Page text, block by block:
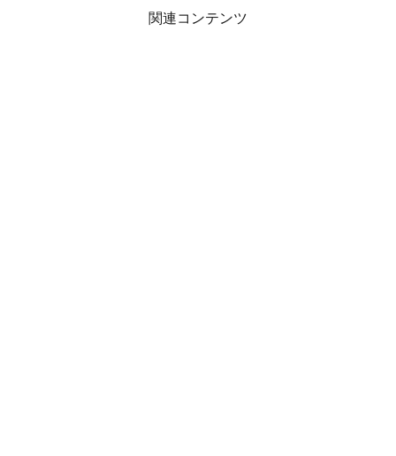
関連コンテンツ